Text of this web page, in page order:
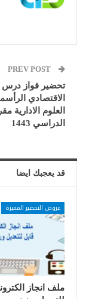
تحضير فواز درس
الاقتصادي
العلوم الادارية
الدراسي 1443
قد يعجبك ايضا
عروض التحضير المميزة
ملف انجاز